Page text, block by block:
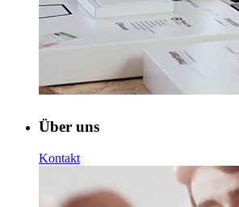
Über uns
Kontakt